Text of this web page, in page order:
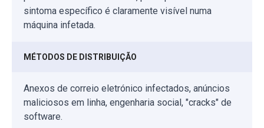
sintoma específico é claramente visível numa
máquina infetada.
MÉTODOS DE DISTRIBUIÇÃO
Anexos de correio eletrónico infectados, anúncios
maliciosos em linha, engenharia social, "cracks" de
software.